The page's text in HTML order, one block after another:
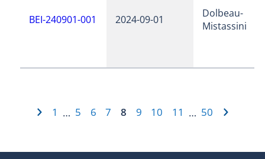
BEI-240901-001 2024-09-01
Dolbeau-
Mistassini
1 … 5 6 7 8 9 10 11 … 50